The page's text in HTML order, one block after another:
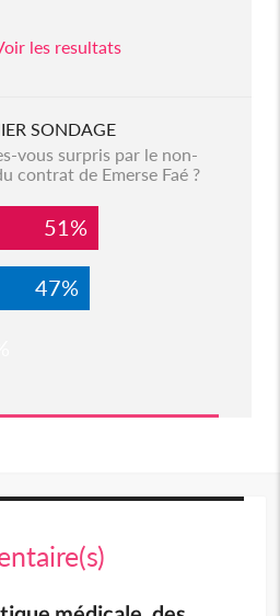
les resultats
SONDAGE
vous surpris par le non-
contrat de Emerse Faé ?
51%
47%